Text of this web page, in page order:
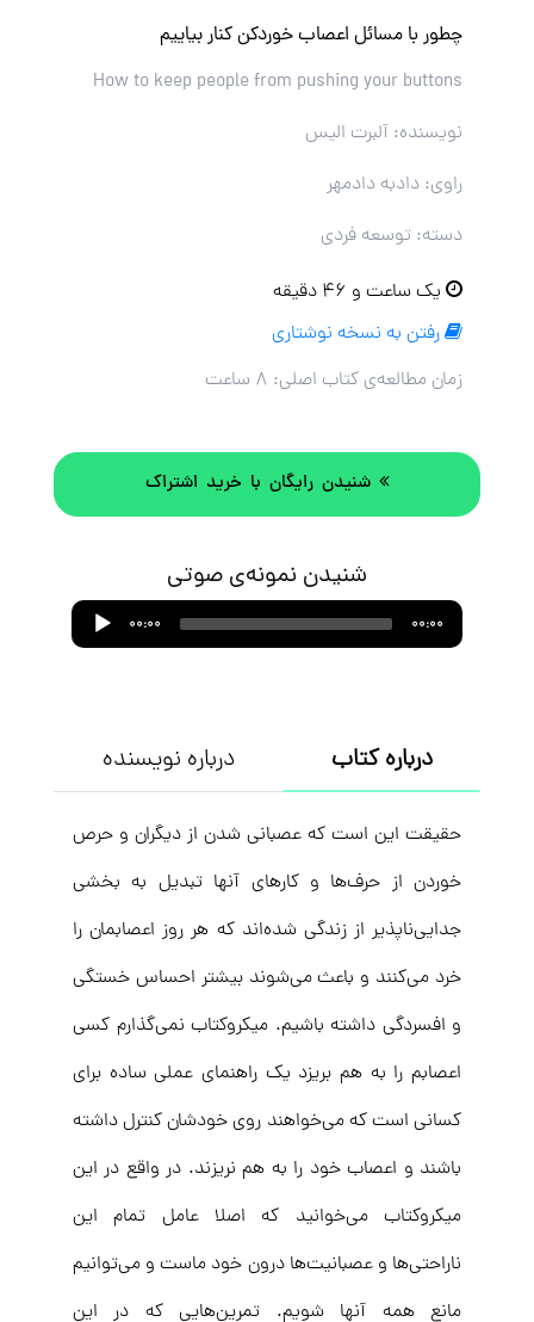
چطور با مسائل اعصاب خوردکن کنار بیاییم
How to keep people from pushing your buttons
نویسنده: آلبرت الیس
راوی: دادبه دادمهر
دسته: توسعه فردی
یک ساعت و ۴۶ دقیقه
رفتن به نسخه نوشتاری
زمان مطالعه‌ی کتاب اصلی: ۸ ساعت
شنیدن رایگان با خرید اشتراک
شنیدن نمونه‌ی صوتی
Audio
Player
00:00 00:00
درباره کتاب درباره نویسنده
حقیقت این است که عصبانی شدن از دیگران و حرص
خوردن از حرف‌ها و کارهای آنها تبدیل به بخشی
جدایی‌ناپذیر از زندگی شده‌اند که هر روز اعصابمان را
خرد می‌کنند و باعث می‌شوند بیشتر احساس خستگی
و افسردگی داشته باشیم. میکروکتاب نمی‌گذارم کسی
اعصابم را به هم بریزد یک راهنمای عملی ساده برای
کسانی است که می‌خواهند روی خودشان کنترل داشته
باشند و اعصاب خود را به هم نریزند. در واقع در این
میکروکتاب می‌خوانید که اصلا عامل تمام این
ناراحتی‌ها و عصبانیت‌ها درون خود ماست و می‌توانیم
مانع همه آنها شویم. تمرین‌هایی که در این